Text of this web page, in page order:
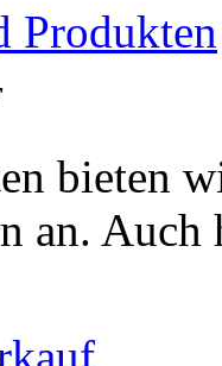
Produkten
bieten
an.